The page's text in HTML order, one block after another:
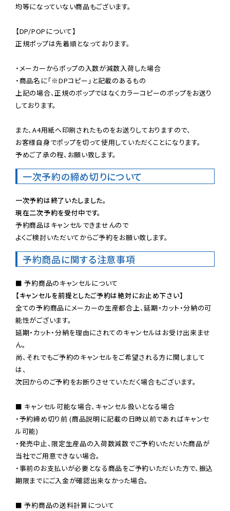
均等になっていない商品もございます。
【DP/POPについて】
正規ポップは先着順となっております。
・メーカーからポップの入数が減数入荷した場合
・商品名に「※DPコピー」と記載のあるもの
上記の場合、正規のポップではなくカラーコピーのポップをお送り
しております。
また、A4用紙へ印刷されたものをお送りしておりますので、
お客様自身でポップを切って使用していただくことになります。
予めご了承の程、お願い致します。
一次予約の締め切りについて
一次予約は終了いたしました。
現在二次予約を受付中です。
予約商品はキャンセルできませんので
よくご検討いただいてからご予約をお願い致します。
予約商品に関する注意事項
【キャンセルを前提としたご予約は絶対にお止め下さい】
全ての予約商品にメーカーの生産都合上、延期・カット・分納の可
能性がございます。
延期・カット・分納を理由にされてのキャンセルはお受け出来ませ
ん。
尚、それでもご予約のキャンセルをご希望される方に関しまして
は、
次回からのご予約をお断りさせていただく場合もございます。
■ キャンセル可能な場合、キャンセル扱いとなる場合
・予約締め切り前 (商品説明に記載の日時以前であればキャンセ
ル可能)
・発売中止、限定生産品の入荷数減数でご予約いただいた商品が
当社でご用意できない場合。
・事前のお支払いが必要となる商品をご予約いただいた方で、振込
期限までにご入金が確認出来なかった場合。
■ 予約商品の送料計算について